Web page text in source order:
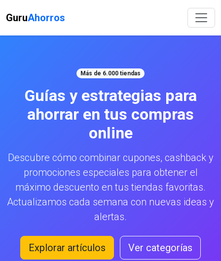
GuruAhorros
Más de 6.000 tiendas
Guías y estrategias para
ahorrar en tus compras
online
Descubre cómo combinar cupones, cashback y
promociones especiales para obtener el
máximo descuento en tus tiendas favoritas.
Actualizamos cada semana con nuevas ideas y
alertas.
Explorar artículos Ver categorías